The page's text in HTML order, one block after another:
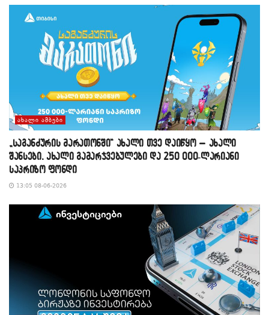
ᲐᲮᲐᲚᲘ ᲐᲛᲑᲔᲑᲘ
„საგანძურის მარათონში“ ახალი თვე დაიწყო – ახალი
შანსები, ახალი გამარჯვებულები და 250 000-ლარიანი
საპრიზო ფონდი
13:05 08-06-2026